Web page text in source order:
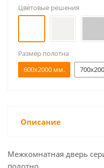
Цветовые решения
Размер полотна
600x2000 мм.
Описание
Межкомнатная дверь
полотно.